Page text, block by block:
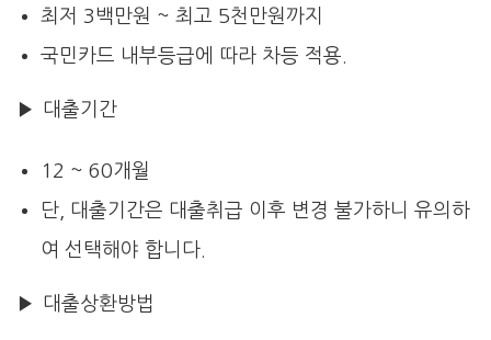
최저 3백만원 ~ 최고 5천만원까지
국민카드 내부등급에 따라 차등 적용.
▶ 대출기간
12 ~ 60개월
단, 대출기간은 대출취급 이후 변경 불가하니 유의하
여 선택해야 합니다.
▶ 대출상환방법